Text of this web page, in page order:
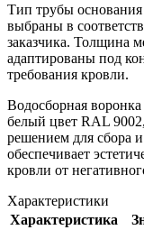
Тип трубы
выбраны в
заказчика. Толщина
адаптированы под
требования кровли.
Водосборная
белый цвет RAL
решением для сбора
обеспечивает
кровли от
Характеристики
Характеристика